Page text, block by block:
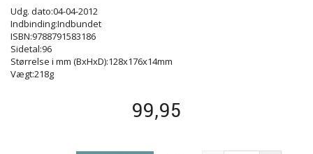
Udg. dato:04-04-2012
Indbinding:Indbundet
ISBN:9788791583186
Sidetal:96
Størrelse i mm (BxHxD):128x176x14mm
Vægt:218g
99,95